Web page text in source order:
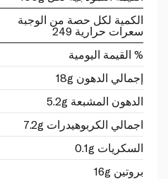
الكمية لكل حصة من الوجبة
سعرات حرارية 249
% القيمة اليومية
إجمالي الدهون 18g
الدهون المشبعة 5.2g
اجمالي الكربوهيدرات 7.2g
السكريات 0.1g
بروتين 16g